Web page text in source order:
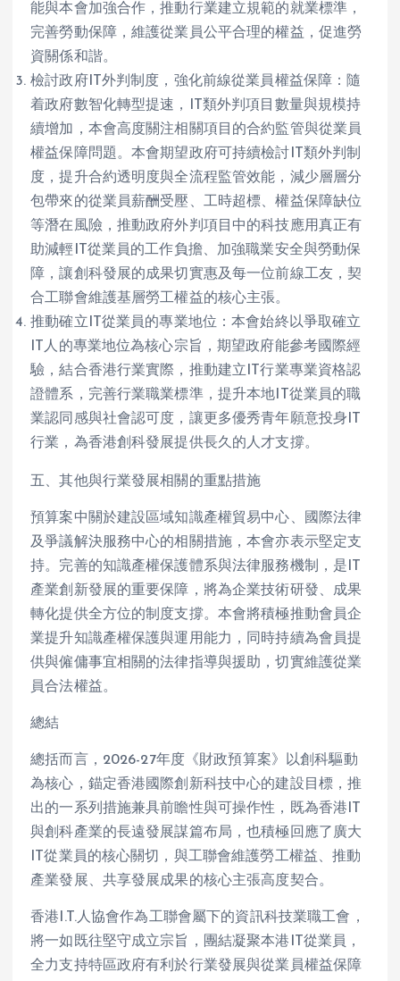
能與本會加強合作，推動行業建立規範的就業標準，
完善勞動保障，維護從業員公平合理的權益，促進勞
資關係和諧。
檢討政府IT外判制度，強化前線從業員權益保障：隨
着政府數智化轉型提速，IT類外判項目數量與規模持
續增加，本會高度關注相關項目的合約監管與從業員
權益保障問題。本會期望政府可持續檢討IT類外判制
度，提升合約透明度與全流程監管效能，減少層層分
包帶來的從業員薪酬受壓、工時超標、權益保障缺位
等潛在風險，推動政府外判項目中的科技應用真正有
助減輕IT從業員的工作負擔、加強職業安全與勞動保
障，讓創科發展的成果切實惠及每一位前線工友，契
合工聯會維護基層勞工權益的核心主張。
推動確立IT從業員的專業地位：本會始終以爭取確立
IT人的專業地位為核心宗旨，期望政府能參考國際經
驗，結合香港行業實際，推動建立IT行業專業資格認
證體系，完善行業職業標準，提升本地IT從業員的職
業認同感與社會認可度，讓更多優秀青年願意投身IT
行業，為香港創科發展提供長久的人才支撐。
五、其他與行業發展相關的重點措施
預算案中關於建設區域知識產權貿易中心、國際法律
及爭議解決服務中心的相關措施，本會亦表示堅定支
持。完善的知識產權保護體系與法律服務機制，是IT
產業創新發展的重要保障，將為企業技術研發、成果
轉化提供全方位的制度支撐。本會將積極推動會員企
業提升知識產權保護與運用能力，同時持續為會員提
供與僱傭事宜相關的法律指導與援助，切實維護從業
員合法權益。
總結
總括而言，2026-27年度《財政預算案》以創科驅動
為核心，錨定香港國際創新科技中心的建設目標，推
出的一系列措施兼具前瞻性與可操作性，既為香港IT
與創科產業的長遠發展謀篇布局，也積極回應了廣大
IT從業員的核心關切，與工聯會維護勞工權益、推動
產業發展、共享發展成果的核心主張高度契合。
香港I.T.人協會作為工聯會屬下的資訊科技業職工會，
將一如既往堅守成立宗旨，團結凝聚本港IT從業員，
全力支持特區政府有利於行業發展與從業員權益保障